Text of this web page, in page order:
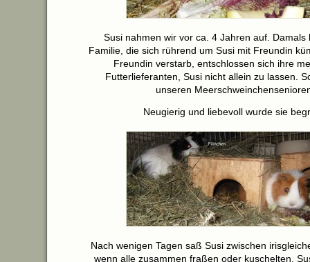
Susi nahmen wir vor ca. 4 Jahren auf. Damals
Familie, die sich rührend um Susi mit Freundin
Freundin verstarb, entschlossen sich ihre
Futterlieferanten, Susi nicht allein zu lassen.
unseren
Neugierig und liebevoll wurde sie
Nach wenigen Tagen saß Susi zwischen
wenn alle zusammen fraßen oder kuschelten.